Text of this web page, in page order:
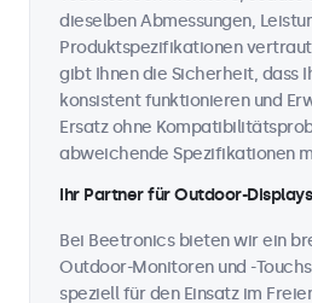
dieselben Abmessungen,
Produktspezifikationen
gibt Ihnen die Sicherheit, dass
konsistent funktionieren und
Ersatz ohne
abweichende Spezifikationen
Ihr Partner für Outdoor-Displays
Bei Beetronics bieten wir ein
Outdoor-Monitoren und -
speziell für den Einsatz im